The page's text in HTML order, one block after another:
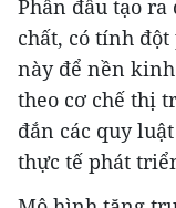
Phấn đấu tạo
chất, có tính
này để nền
theo cơ chế thị
đắn các quy
thực tế phát